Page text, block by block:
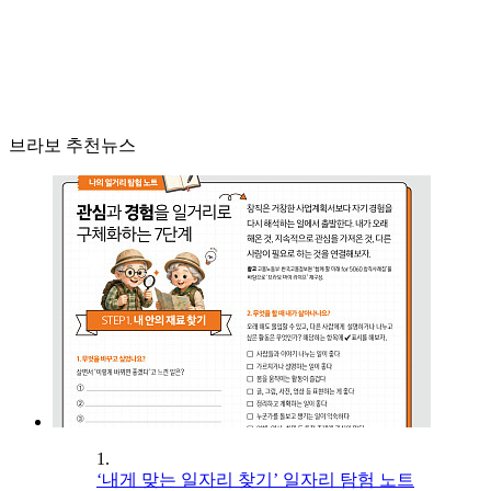
브라보 추천뉴스
1.
‘내게 맞는 일자리 찾기’ 일자리 탐험 노트